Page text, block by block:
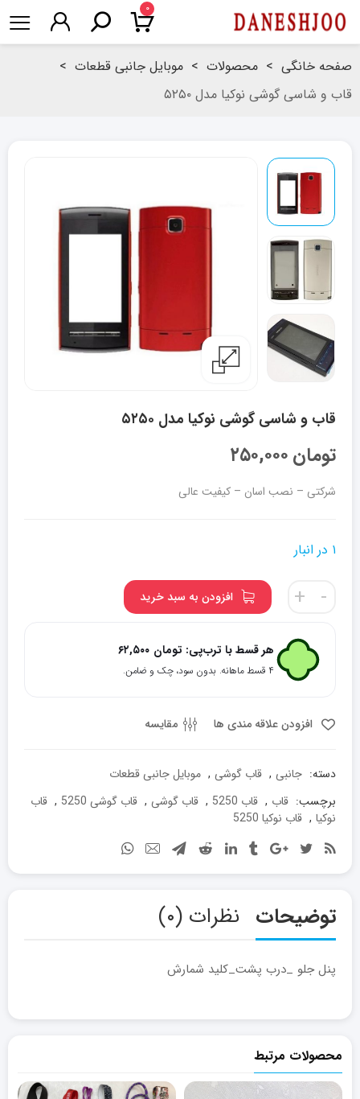
۰
صفحه خانگی > محصولات > موبایل جانبی قطعات >
قاب و شاسی گوشی نوکیا مدل ۵۲۵۰
قاب و شاسی گوشی نوکیا مدل ۵۲۵۰
۲۵۰,۰۰۰تومان
شرکتی – نصب اسان – کیفیت عالی
۱ در انبار
-
قاب
گوشی
نوکیا
مدل
عدد
+ افزودن به سبد خرید
هر قسط با ترب‌پی: ۶۲,۵۰۰ تومان
۴ قسط ماهانه. بدون سود، چک و ضامن.
افزودن علاقه مندی ها مقایسه
دسته: جانبی , قاب گوشی , موبایل جانبی قطعات
برچسب: قاب , قاب 5250 , قاب گوشی , قاب گوشی 5250 , قاب
نوکیا , قاب نوکیا 5250
توضیحات نظرات (۰)
پنل جلو _درب پشت_کلید شمارش
محصولات مرتبط